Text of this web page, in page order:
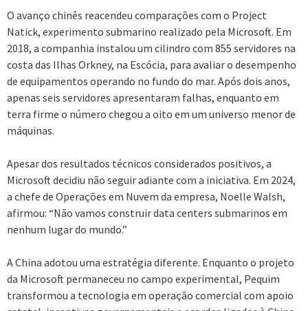
O avanço chinês reacendeu comparações com o Project
Natick, experimento submarino realizado pela Microsoft. Em
2018, a companhia instalou um cilindro com 855 servidores na
costa das Ilhas Orkney, na Escócia, para avaliar o desempenho
de equipamentos operando no fundo do mar. Após dois anos,
apenas seis servidores apresentaram falhas, enquanto em
terra firme o número chegou a oito em um universo menor de
máquinas.
Apesar dos resultados técnicos considerados positivos, a
Microsoft decidiu não seguir adiante com a iniciativa. Em 2024,
a chefe de Operações em Nuvem da empresa, Noelle Walsh,
afirmou: “Não vamos construir data centers submarinos em
nenhum lugar do mundo.”
A China adotou uma estratégia diferente. Enquanto o projeto
da Microsoft permaneceu no campo experimental, Pequim
transformou a tecnologia em operação comercial com apoio